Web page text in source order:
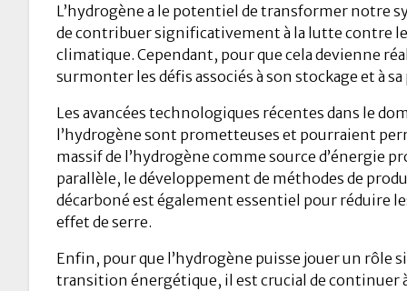
L’hydrogène a le potentiel de transformer notre
de contribuer significativement à la lutte contre
climatique. Cependant, pour que cela devienne
surmonter les défis associés à son stockage et à
Les avancées technologiques récentes dans le
l’hydrogène sont prometteuses et pourraient
massif de l’hydrogène comme source d’énergie
parallèle, le développement de méthodes de
décarboné est également essentiel pour réduire
effet de serre.
Enfin, pour que l’hydrogène puisse jouer un rôle
transition énergétique, il est crucial de continuer